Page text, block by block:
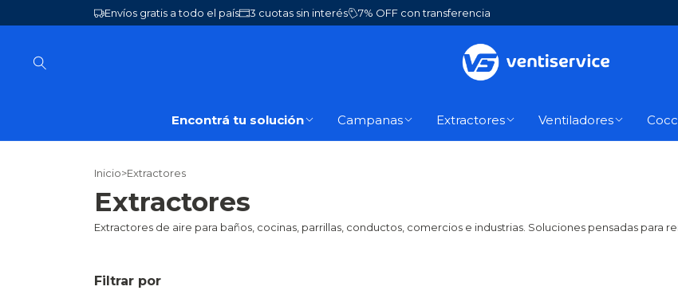
Envíos gratis a todo el país 3 cuotas sin interés 7% OFF con transferencia
Encontrá tu solución Campanas Extractores Ventiladores
Inicio>Extractores
Extractores
Extractores de aire para baños, cocinas, parrillas, conductos, comercios e industrias. Soluciones pensadas para
Filtrar por